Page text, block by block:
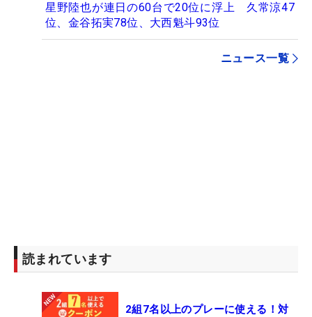
星野陸也が連日の60台で20位に浮上 久常涼47
位、金谷拓実78位、大西魁斗93位
ニュース一覧
読まれています
2組7名以上のプレーに使える！対